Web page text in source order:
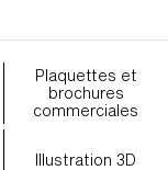
Plaquettes et
brochures
commerciales
Illustration 3D